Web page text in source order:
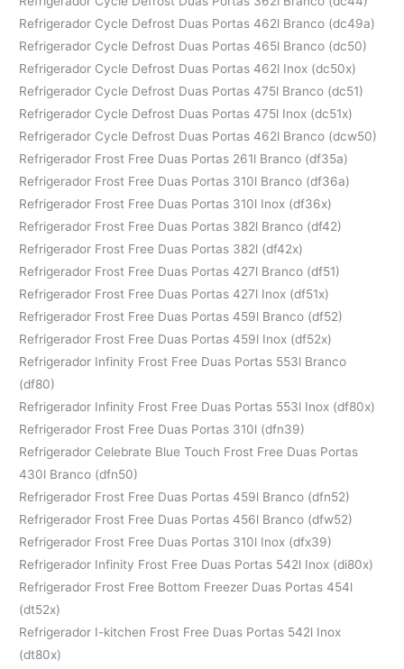
Refrigerador Cycle Defrost Duas Portas 462l Branco (dc49a)
Refrigerador Cycle Defrost Duas Portas 465l Branco (dc50)
Refrigerador Cycle Defrost Duas Portas 462l Inox (dc50x)
Refrigerador Cycle Defrost Duas Portas 475l Branco (dc51)
Refrigerador Cycle Defrost Duas Portas 475l Inox (dc51x)
Refrigerador Cycle Defrost Duas Portas 462l Branco (dcw50)
Refrigerador Frost Free Duas Portas 261l Branco (df35a)
Refrigerador Frost Free Duas Portas 310l Branco (df36a)
Refrigerador Frost Free Duas Portas 310l Inox (df36x)
Refrigerador Frost Free Duas Portas 382l Branco (df42)
Refrigerador Frost Free Duas Portas 382l (df42x)
Refrigerador Frost Free Duas Portas 427l Branco (df51)
Refrigerador Frost Free Duas Portas 427l Inox (df51x)
Refrigerador Frost Free Duas Portas 459l Branco (df52)
Refrigerador Frost Free Duas Portas 459l Inox (df52x)
Refrigerador Infinity Frost Free Duas Portas 553l Branco
(df80)
Refrigerador Infinity Frost Free Duas Portas 553l Inox (df80x)
Refrigerador Frost Free Duas Portas 310l (dfn39)
Refrigerador Celebrate Blue Touch Frost Free Duas Portas
430l Branco (dfn50)
Refrigerador Frost Free Duas Portas 459l Branco (dfn52)
Refrigerador Frost Free Duas Portas 456l Branco (dfw52)
Refrigerador Frost Free Duas Portas 310l Inox (dfx39)
Refrigerador Infinity Frost Free Duas Portas 542l Inox (di80x)
Refrigerador Frost Free Bottom Freezer Duas Portas 454l
(dt52x)
Refrigerador I-kitchen Frost Free Duas Portas 542l Inox
(dt80x)